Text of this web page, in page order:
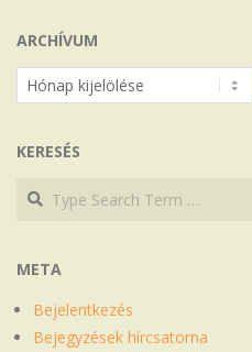
ARCHÍVUM
Archívum
KERESÉS
Search
Search
META
Bejelentkezés
Bejegyzések hírcsatorna